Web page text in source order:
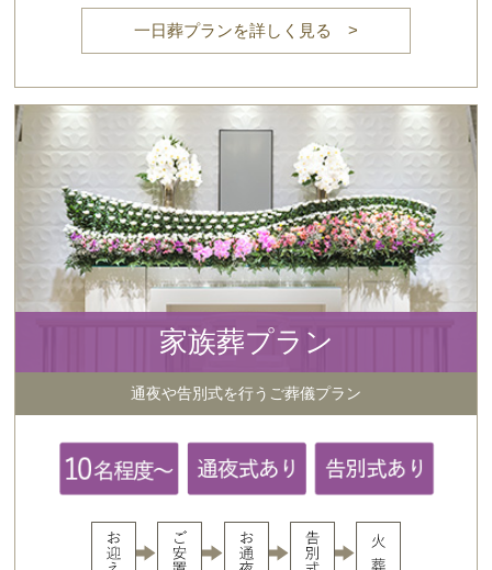
一日葬プランを詳しく見る >
家族葬プラン
通夜や告別式を行うご葬儀プラン